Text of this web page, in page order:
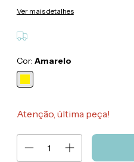
Ver mais detalhes
Cor: Amarelo
Atenção, última peça!